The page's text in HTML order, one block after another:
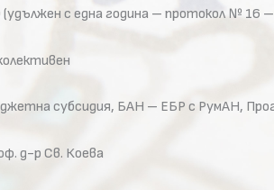
с една година – протокол № 16
субсидия, БАН – ЕБР с РумАН,
д-р Св. Коева